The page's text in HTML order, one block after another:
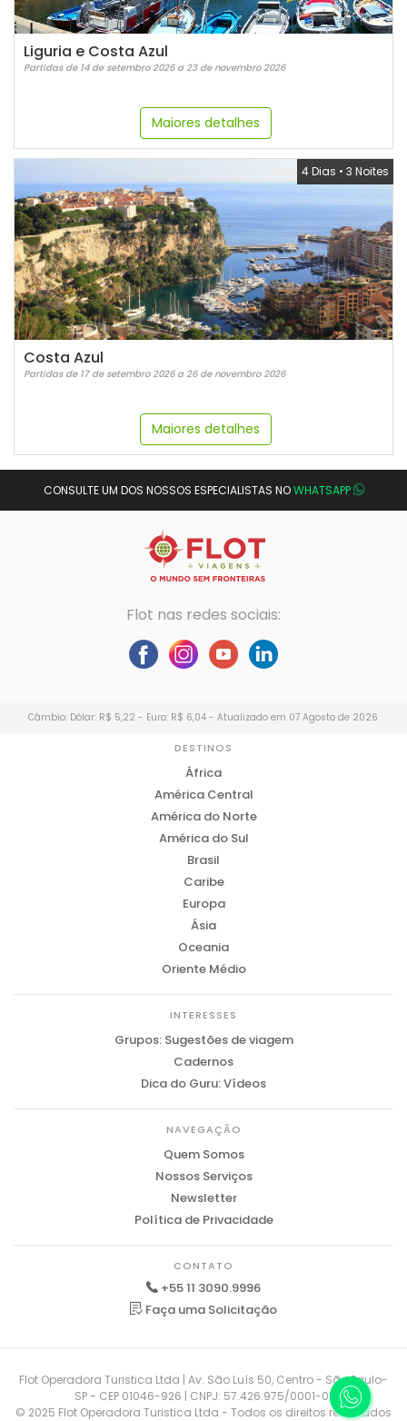
Liguria e Costa Azul
Partidas de 14 de setembro 2026 a 23 de novembro 2026
Maiores detalhes
4 Dias • 3 Noites
Costa Azul
Partidas de 17 de setembro 2026 a 26 de novembro 2026
Maiores detalhes
CONSULTE UM DOS NOSSOS ESPECIALISTAS NOWHATSAPP
Flot nas redes sociais:
Câmbio: Dólar: R$ 5,22 - Euro: R$ 6,04 - Atualizado em 07 Agosto de 2026.
DESTINOS
África
América Central
América do Norte
América do Sul
Brasil
Caribe
Europa
Ásia
Oceania
Oriente Médio
INTERESSES
Grupos: Sugestões de viagem
Cadernos
Dica do Guru: Vídeos
NAVEGAÇÃO
Quem Somos
Nossos Serviços
Newsletter
Política de Privacidade
CONTATO
+55 11 3090.9996
Faça uma Solicitação
Flot Operadora Turistica Ltda | Av. São Luís 50, Centro - São Paulo-
SP - CEP 01046-926 | CNPJ: 57.426.975/0001-01
© 2025 Flot Operadora Turistica Ltda - Todos os direitos reservados